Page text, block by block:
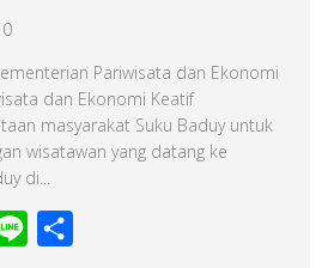
Pariwisata dan Ekonomi
dan Ekonomi Keatif
masyarakat Suku Baduy untuk
wisatawan yang datang ke
di...
Line